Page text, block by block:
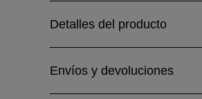
Detalles del producto
Envíos y devoluciones